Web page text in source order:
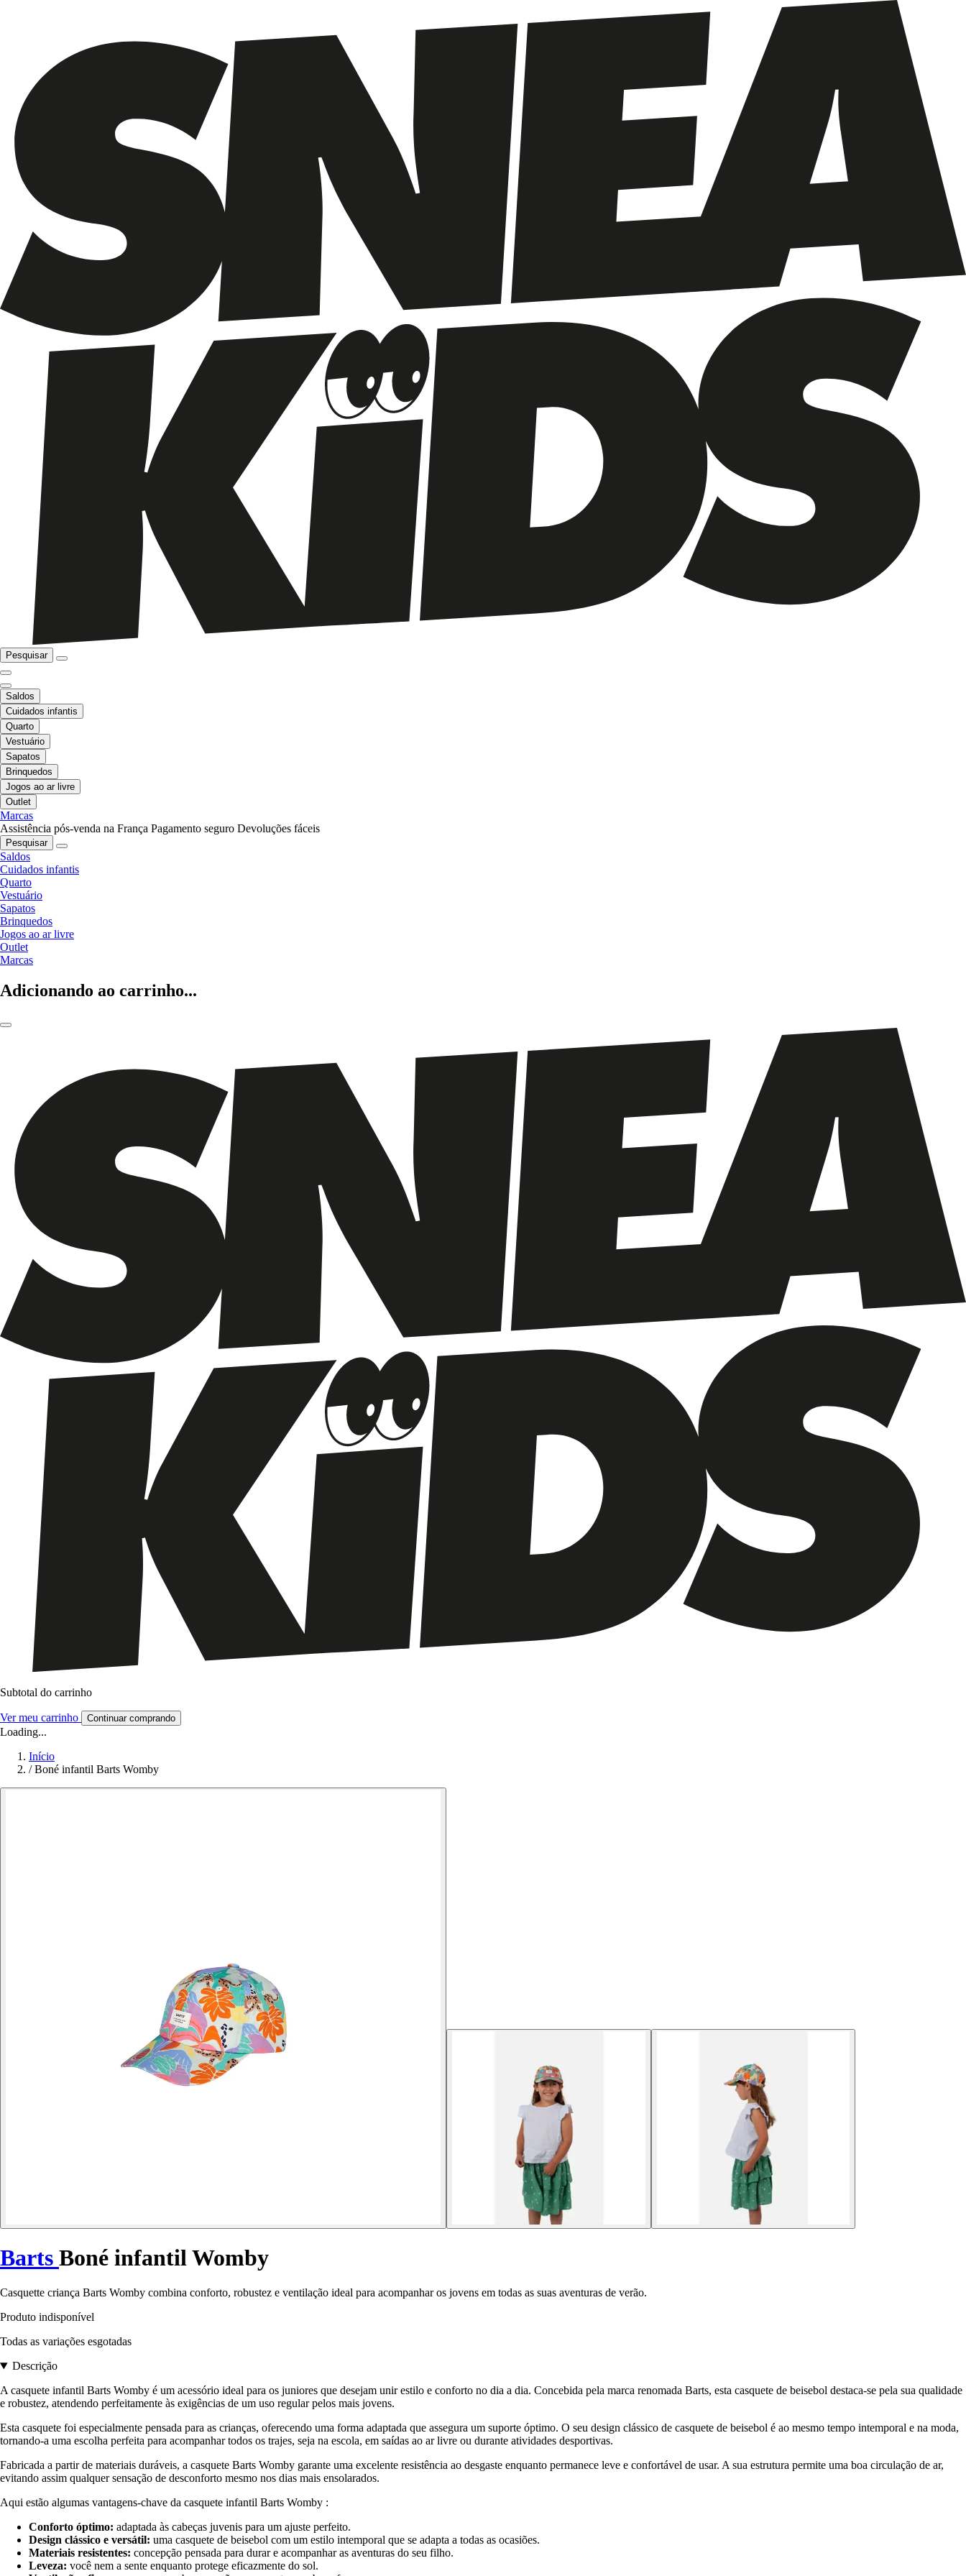
Pesquisar
Saldos
Cuidados infantis
Quarto
Vestuário
Sapatos
Brinquedos
Jogos ao ar livre
Outlet
Marcas
Assistência pós-venda na França Pagamento seguro Devoluções fáceis
Pesquisar
Saldos
Cuidados infantis
Quarto
Vestuário
Sapatos
Brinquedos
Jogos ao ar livre
Outlet
Marcas
Adicionando ao carrinho...
Subtotal do carrinho
Ver meu carrinho Continuar comprando
Loading...
Início
/ Boné infantil Barts Womby
Barts Boné infantil Womby
Casquette criança Barts Womby combina conforto, robustez e ventilação ideal para acompanhar os jovens em todas as suas aventuras de verão.
Produto indisponível
Todas as variações esgotadas
Descrição
A casquete infantil Barts Womby é um acessório ideal para os juniores que desejam unir estilo e conforto no dia a dia. Concebida pela marca renomada Barts, esta casquete de beisebol destaca-se pela sua qualidade
e robustez, atendendo perfeitamente às exigências de um uso regular pelos mais jovens.
Esta casquete foi especialmente pensada para as crianças, oferecendo uma forma adaptada que assegura um suporte óptimo. O seu design clássico de casquete de beisebol é ao mesmo tempo intemporal e na moda,
tornando-a uma escolha perfeita para acompanhar todos os trajes, seja na escola, em saídas ao ar livre ou durante atividades desportivas.
Fabricada a partir de materiais duráveis, a casquete Barts Womby garante uma excelente resistência ao desgaste enquanto permanece leve e confortável de usar. A sua estrutura permite uma boa circulação de ar,
evitando assim qualquer sensação de desconforto mesmo nos dias mais ensolarados.
Aqui estão algumas vantagens-chave da casquete infantil Barts Womby :
Conforto óptimo: adaptada às cabeças juvenis para um ajuste perfeito.
Design clássico e versátil: uma casquete de beisebol com um estilo intemporal que se adapta a todas as ocasiões.
Materiais resistentes: concepção pensada para durar e acompanhar as aventuras do seu filho.
Leveza: você nem a sente enquanto protege eficazmente do sol.